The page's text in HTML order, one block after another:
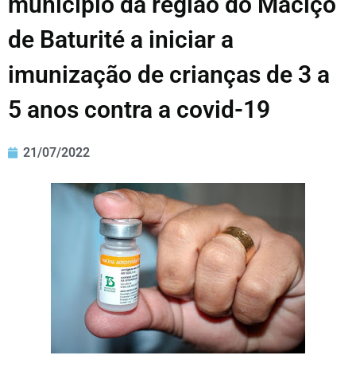
de Baturité a iniciar a
imunização de crianças de 3 a
5 anos contra a covid-19
21/07/2022